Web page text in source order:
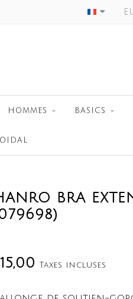
HOMMES BASICS
BRA
Taxes incluses